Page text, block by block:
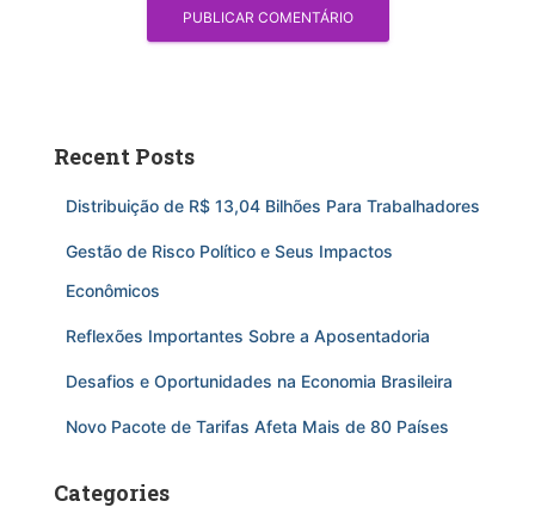
Recent Posts
Distribuição de R$ 13,04 Bilhões Para Trabalhadores
Gestão de Risco Político e Seus Impactos
Econômicos
Reflexões Importantes Sobre a Aposentadoria
Desafios e Oportunidades na Economia Brasileira
Novo Pacote de Tarifas Afeta Mais de 80 Países
Categories